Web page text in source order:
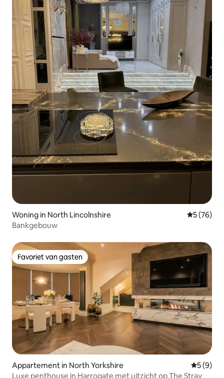
Woning in North Lincolnshire
5 (76)
Bankgebouw
Favoriet van gasten
Favoriet van gasten
Appartement in North Yorkshire
5 (9)
Luxe penthouse in Harrogate met uitzicht op The Stray